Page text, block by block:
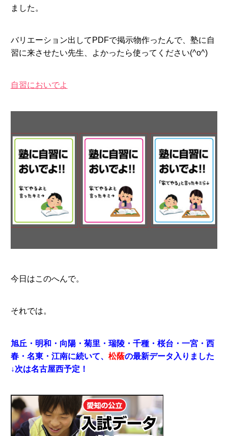
ました。
バリエーション出してPDFで掲示物作ったんで、塾に自
習に来させたい先生、よかったら使ってください(^o^)
自習においでよ
今日はこのへんで。
それでは。
旭丘・明和・向陽・菊里・瑞陵・千種・桜台・一宮・西
春・名東・江南に続いて、 松蔭の最新データ入りました
↓次は名古屋西予定！